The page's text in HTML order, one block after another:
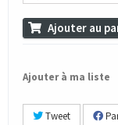
Ajouter au
Ajouter à ma liste
Tweet